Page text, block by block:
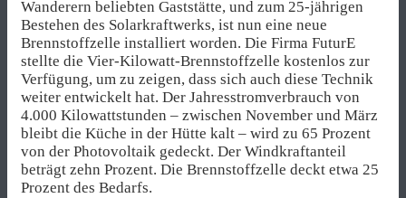
Wanderern beliebten Gaststätte, und zum 25-jährigen
Bestehen des Solarkraftwerks, ist nun eine neue
Brennstoffzelle installiert worden. Die Firma FuturE
stellte die Vier-Kilowatt-Brennstoffzelle kostenlos zur
Verfügung, um zu zeigen, dass sich auch diese Technik
weiter entwickelt hat. Der Jahresstromverbrauch von
4.000 Kilowattstunden – zwischen November und März
bleibt die Küche in der Hütte kalt – wird zu 65 Prozent
von der Photovoltaik gedeckt. Der Windkraftanteil
beträgt zehn Prozent. Die Brennstoffzelle deckt etwa 25
Prozent des Bedarfs.